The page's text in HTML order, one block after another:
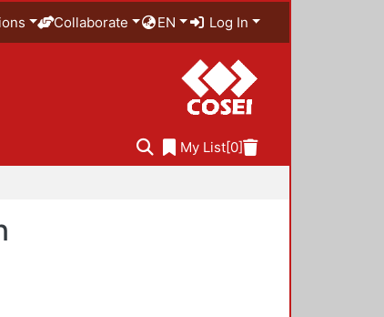
Collaborate EN Log In
My List[0]